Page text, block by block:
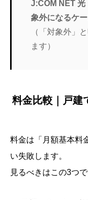
J:COM NET
象外になるケ
（「対象外」
ます）
料金比較｜戸建
料金は「月額基本料
い失敗します。
見るべきはこの3つで